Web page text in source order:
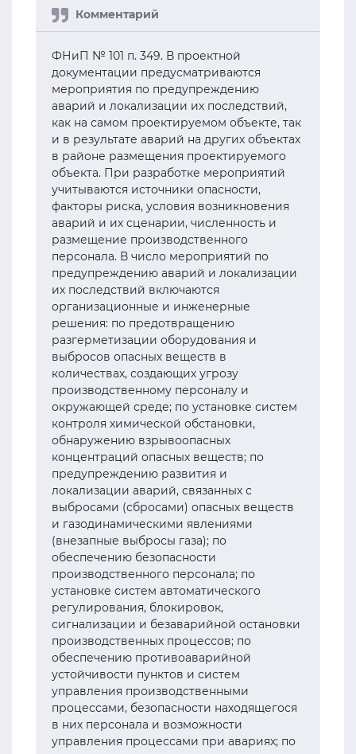
ФНиП № 101 п. 349. В проектной
документации предусматриваются
мероприятия по предупреждению
аварий и локализации их последствий,
как на самом проектируемом объекте, так
и в результате аварий на других объектах
в районе размещения проектируемого
объекта. При разработке мероприятий
учитываются источники опасности,
факторы риска, условия возникновения
аварий и их сценарии, численность и
размещение производственного
персонала. В число мероприятий по
предупреждению аварий и локализации
их последствий включаются
организационные и инженерные
решения: по предотвращению
разгерметизации оборудования и
выбросов опасных веществ в
количествах, создающих угрозу
производственному персоналу и
окружающей среде; по установке систем
контроля химической обстановки,
обнаружению взрывоопасных
концентраций опасных веществ; по
предупреждению развития и
локализации аварий, связанных с
выбросами (сбросами) опасных веществ
и газодинамическими явлениями
(внезапные выбросы газа); по
обеспечению безопасности
производственного персонала; по
установке систем автоматического
регулирования, блокировок,
сигнализации и безаварийной остановки
производственных процессов; по
обеспечению противоаварийной
устойчивости пунктов и систем
управления производственными
процессами, безопасности находящегося
в них персонала и возможности
управления процессами при авариях; по